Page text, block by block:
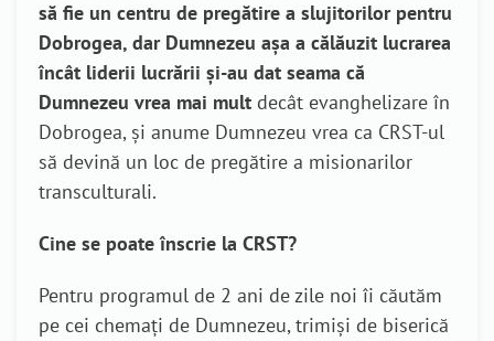
să fie un centru de pregătire a slujitorilor pentru
Dobrogea, dar Dumnezeu așa a călăuzit lucrarea
încât liderii lucrării și-au dat seama că
Dumnezeu vrea mai mult decât evanghelizare în
Dobrogea, și anume Dumnezeu vrea ca CRST-ul
să devină un loc de pregătire a misionarilor
transculturali.
Cine se poate înscrie la CRST?
Pentru programul de 2 ani de zile noi îi căutăm
pe cei chemați de Dumnezeu, trimiși de biserică